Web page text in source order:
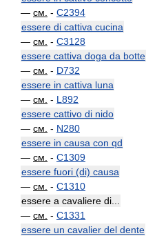
— см. - C2394
essere di cattiva cucina
— см. - C3128
essere cattiva doga da botte
— см. - D732
essere in cattiva luna
— см. - L892
essere cattivo di nido
— см. - N280
essere in causa con qd
— см. - C1309
essere fuori (di) causa
— см. - C1310
essere a cavaliere di...
— см. - C1331
essere un cavalier del dente